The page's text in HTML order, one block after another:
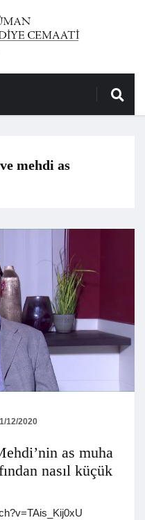
mehdi as
12/2020
as muha
nasıl küçük